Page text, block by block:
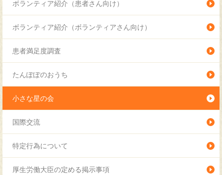
ボランティア紹介（患者さん向け）
ボランティア紹介（ボランティアさん向け）
患者満足度調査
たんぽぽのおうち
小さな星の会
国際交流
特定行為について
厚生労働大臣の定める掲示事項